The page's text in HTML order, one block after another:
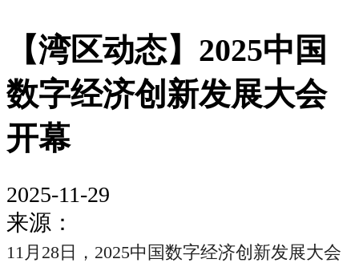
【湾区动态】2025中国
数字经济创新发展大会
开幕
2025-11-29
来源：
11月28日，2025中国数字经济创新发展大会